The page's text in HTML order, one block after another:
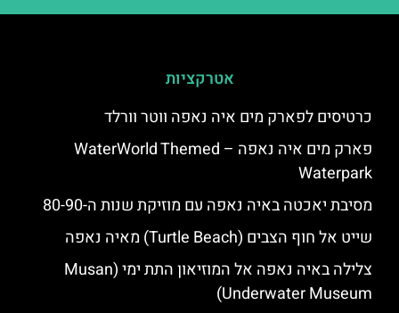
אטרקציות
כרטיסים לפארק מים איה נאפה ווטר וורלד
פארק מים איה נאפה – ‪‪WaterWorld Themed
Waterpark‬‬
מסיבת יאכטה באיה נאפה עם מוזיקת שנות ה-80-90
שייט אל חוף הצבים (Turtle Beach) מאיה נאפה
צלילה באיה נאפה אל המוזיאון התת ימי (Musan
Underwater Museum)